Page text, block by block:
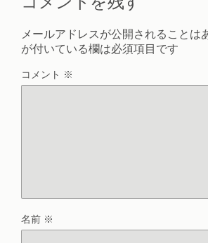
メールアドレスが公開されることは
が付いている欄は必須項目です
コメント ※
名前 ※